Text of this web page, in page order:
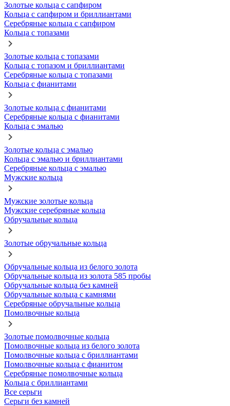
Золотые кольца с сапфиром
Кольца с сапфиром и бриллиантами
Серебряные кольца с сапфиром
Кольца с топазами
Золотые кольца с топазами
Кольца с топазом и бриллиантами
Серебряные кольца с топазами
Кольца с фианитами
Золотые кольца с фианитами
Серебряные кольца с фианитами
Кольца с эмалью
Золотые кольца с эмалью
Кольца с эмалью и бриллиантами
Серебряные кольца с эмалью
Мужские кольца
Мужские золотые кольца
Мужские серебряные кольца
Обручальные кольца
Золотые обручальные кольца
Обручальные кольца из белого золота
Обручальные кольца из золота 585 пробы
Обручальные кольца без камней
Обручальные кольца с камнями
Серебряные обручальные кольца
Помолвочные кольца
Золотые помолвочные кольца
Помолвочные кольца из белого золота
Помолвочные кольца с бриллиантами
Помолвочные кольца с фианитом
Серебряные помолвочные кольца
Кольца с бриллиантами
Все серьги
Серьги без камней